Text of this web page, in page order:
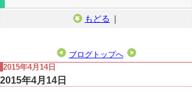
もどる ｜
ブログトップへ
2015年4月14日
2015年4月14日